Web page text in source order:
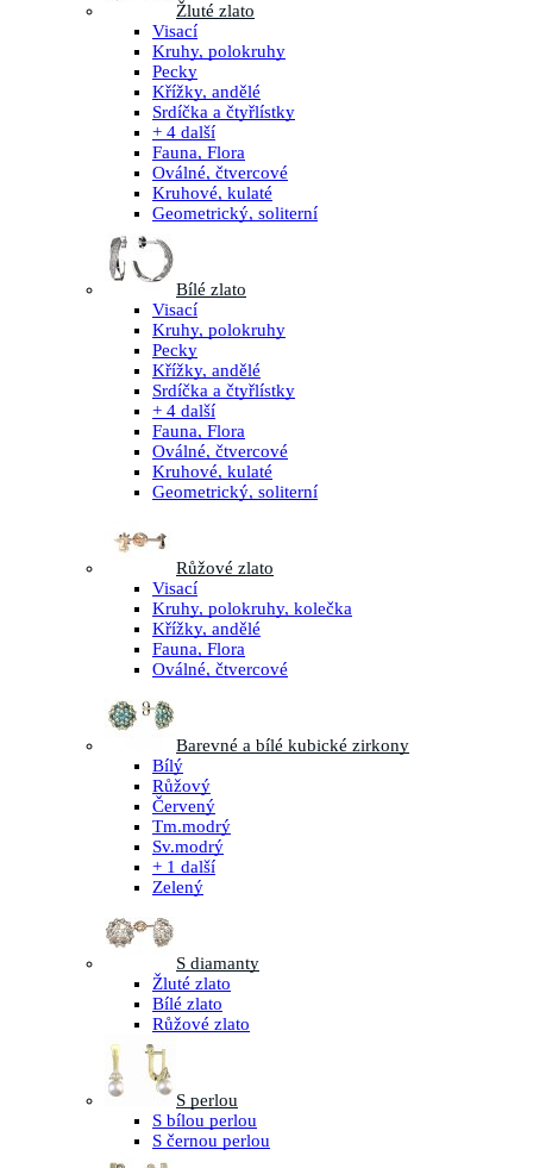
Žluté zlato
Visací
Kruhy, polokruhy
Pecky
Křížky, andělé
Srdíčka a čtyřlístky
+ 4 další
Fauna, Flora
Oválné, čtvercové
Kruhové, kulaté
Geometrický, soliterní
Bílé zlato
Visací
Kruhy, polokruhy
Pecky
Křížky, andělé
Srdíčka a čtyřlístky
+ 4 další
Fauna, Flora
Oválné, čtvercové
Kruhové, kulaté
Geometrický, soliterní
Růžové zlato
Visací
Kruhy, polokruhy, kolečka
Křížky, andělé
Fauna, Flora
Oválné, čtvercové
Barevné a bílé kubické zirkony
Bílý
Růžový
Červený
Tm.modrý
Sv.modrý
+ 1 další
Zelený
S diamanty
Žluté zlato
Bílé zlato
Růžové zlato
S perlou
S bílou perlou
S černou perlou